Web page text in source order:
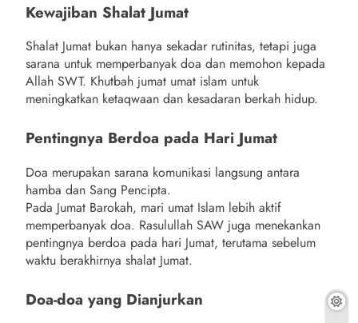
Kewajiban Shalat Jumat
Shalat Jumat bukan hanya sekadar rutinitas, tetapi juga
sarana untuk memperbanyak doa dan memohon kepada
Allah SWT. Khutbah jumat umat islam untuk
meningkatkan ketaqwaan dan kesadaran berkah hidup.
Pentingnya Berdoa pada Hari Jumat
Doa merupakan sarana komunikasi langsung antara
hamba dan Sang Pencipta.
Pada Jumat Barokah, mari umat Islam lebih aktif
memperbanyak doa. Rasulullah SAW juga menekankan
pentingnya berdoa pada hari Jumat, terutama sebelum
waktu berakhirnya shalat Jumat.
Doa-doa yang Dianjurkan